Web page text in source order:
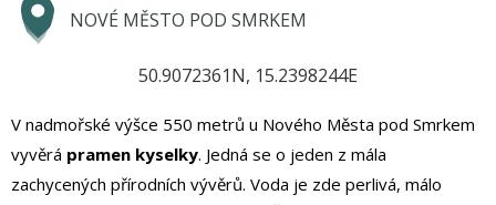
NOVÉ MĚSTO POD SMRKEM
50.9072361N, 15.2398244E
V nadmořské výšce 550 metrů u Nového Města pod Smrkem
vyvěrá pramen kyselky. Jedná se o jeden z mála
zachycených přírodních vývěrů. Voda je zde perlivá, málo